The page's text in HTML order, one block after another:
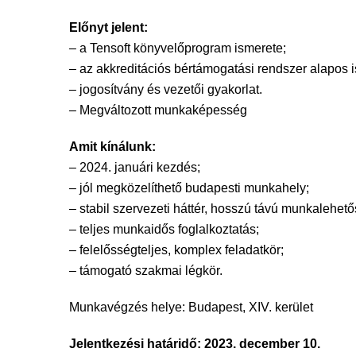
Előnyt jelent:
– a Tensoft könyvelőprogram ismerete;
– az akkreditációs bértámogatási rendszer alapos
– jogosítvány és vezetői gyakorlat.
– Megváltozott munkaképesség
Amit kínálunk:
– 2024. januári kezdés;
– jól megközelíthető budapesti munkahely;
– stabil szervezeti háttér, hosszú távú
– teljes munkaidős foglalkoztatás;
– felelősségteljes, komplex feladatkör;
– támogató szakmai légkör.
Munkavégzés helye: Budapest, XIV. kerület
Jelentkezési határidő: 2023. december 10.